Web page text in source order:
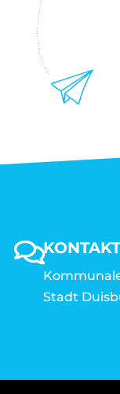
KONTAKT
Stadt